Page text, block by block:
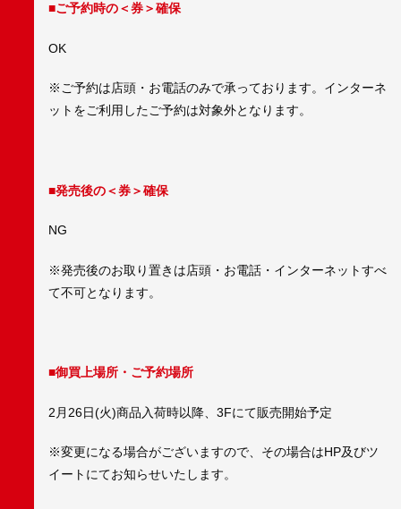
■ご予約時の＜券＞確保
OK
※ご予約は店頭・お電話のみで承っております。インターネ
ットをご利用したご予約は対象外となります。
■発売後の＜券＞確保
NG
※発売後のお取り置きは店頭・お電話・インターネットすべ
て不可となります。
■御買上場所・ご予約場所
2月26日(火)商品入荷時以降、3Fにて販売開始予定
※変更になる場合がございますので、その場合はHP及びツ
イートにてお知らせいたします。